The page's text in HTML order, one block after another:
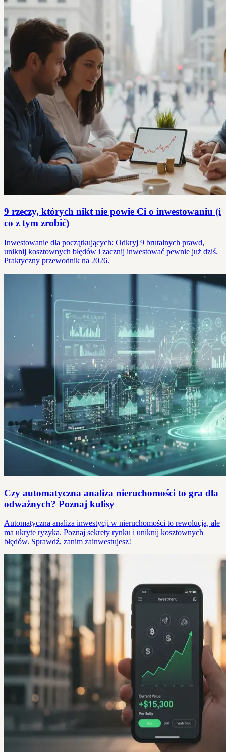
9 rzeczy, których nikt nie powie Ci o inwestowaniu (i
co z tym zrobić)
Inwestowanie dla początkujących: Odkryj 9 brutalnych prawd,
uniknij kosztownych błędów i zacznij inwestować pewnie już dziś.
Praktyczny przewodnik na 2026.
Czy automatyczna analiza nieruchomości to gra dla
odważnych? Poznaj kulisy
Automatyczna analiza inwestycji w nieruchomości to rewolucja, ale
ma ukryte ryzyka. Poznaj sekrety rynku i uniknij kosztownych
błędów. Sprawdź, zanim zainwestujesz!